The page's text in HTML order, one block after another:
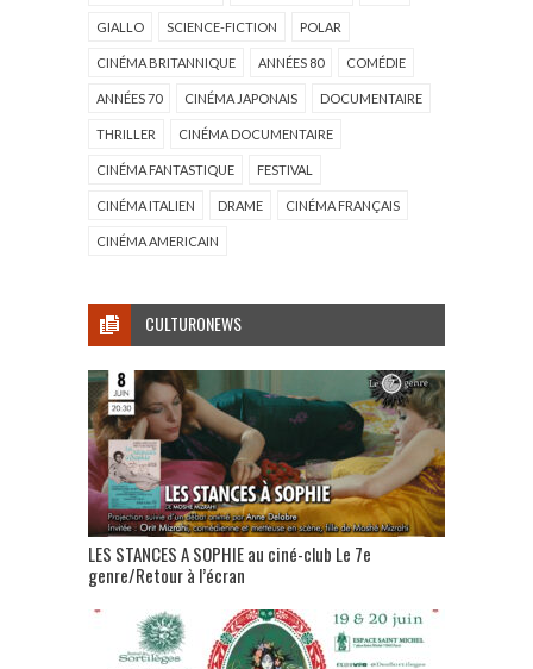
GIALLO SCIENCE-FICTION POLAR
CINÉMA BRITANNIQUE ANNÉES 80 COMÉDIE
ANNÉES 70 CINÉMA JAPONAIS DOCUMENTAIRE
THRILLER CINÉMA DOCUMENTAIRE
CINÉMA FANTASTIQUE FESTIVAL
CINÉMA ITALIEN DRAME CINÉMA FRANÇAIS
CINÉMA AMERICAIN
CULTURONEWS
LES STANCES A SOPHIE au ciné-club Le 7e
genre/Retour à l’écran